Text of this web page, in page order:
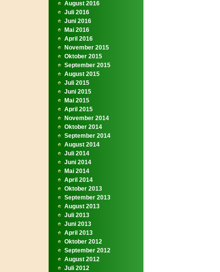
August 2016
Juli 2016
Juni 2016
Mai 2016
April 2016
November 2015
Oktober 2015
September 2015
August 2015
Juli 2015
Juni 2015
Mai 2015
April 2015
November 2014
Oktober 2014
September 2014
August 2014
Juli 2014
Juni 2014
Mai 2014
April 2014
Oktober 2013
September 2013
August 2013
Juli 2013
Juni 2013
April 2013
Oktober 2012
September 2012
August 2012
Juli 2012